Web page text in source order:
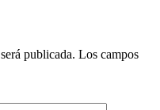
publicada. Los campos